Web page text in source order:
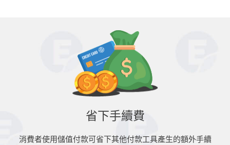
省下手續費
消費者使用儲值付款可省下其他付款工具產生的額外手續